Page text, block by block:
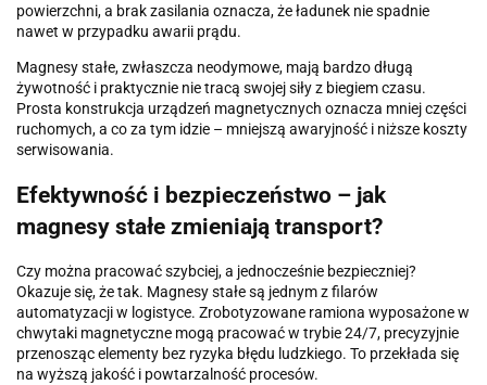
powierzchni, a brak zasilania oznacza, że ładunek nie spadnie
nawet w przypadku awarii prądu.
Magnesy stałe, zwłaszcza neodymowe, mają bardzo długą
żywotność i praktycznie nie tracą swojej siły z biegiem czasu.
Prosta konstrukcja urządzeń magnetycznych oznacza mniej części
ruchomych, a co za tym idzie – mniejszą awaryjność i niższe koszty
serwisowania.
Efektywność i bezpieczeństwo – jak
magnesy stałe zmieniają transport?
Czy można pracować szybciej, a jednocześnie bezpieczniej?
Okazuje się, że tak. Magnesy stałe są jednym z filarów
automatyzacji w logistyce. Zrobotyzowane ramiona wyposażone w
chwytaki magnetyczne mogą pracować w trybie 24/7, precyzyjnie
przenosząc elementy bez ryzyka błędu ludzkiego. To przekłada się
na wyższą jakość i powtarzalność procesów.